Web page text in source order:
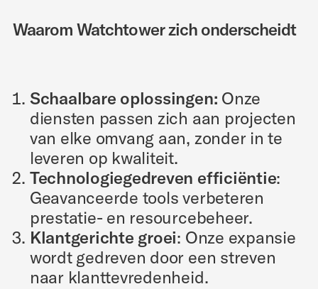
Waarom Watchtower zich onderscheidt
Schaalbare oplossingen: Onze
diensten passen zich aan projecten
van elke omvang aan, zonder in te
leveren op kwaliteit.
Technologiegedreven efficiëntie:
Geavanceerde tools verbeteren
prestatie- en resourcebeheer.
Klantgerichte groei: Onze expansie
wordt gedreven door een streven
naar klanttevredenheid.